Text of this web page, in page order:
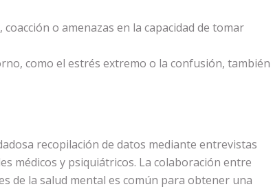
o amenazas en la capacidad de tomar
como el estrés extremo o la confusión, también
recopilación de datos mediante entrevistas
médicos y psiquiátricos. La colaboración entre
de la salud mental es común para obtener una